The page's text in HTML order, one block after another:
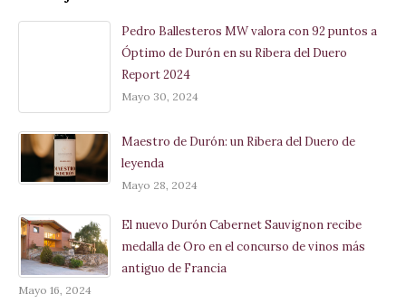
Pedro Ballesteros MW valora con 92 puntos a
Óptimo de Durón en su Ribera del Duero
Report 2024
Mayo 30, 2024
Maestro de Durón: un Ribera del Duero de
leyenda
Mayo 28, 2024
El nuevo Durón Cabernet Sauvignon recibe
medalla de Oro en el concurso de vinos más
antiguo de Francia
Mayo 16, 2024